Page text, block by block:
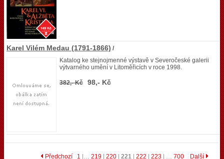
Karel Vilém Medau (1791-1866) /
Katalog ke stejnojmenné výstavě v Severočeské galerii
výtvarného umění v Litoměřicích v roce 1998.
382,- Kč 98,- Kč
Předchozí 1 |… 219 220 221 222 223 | … 700 Další